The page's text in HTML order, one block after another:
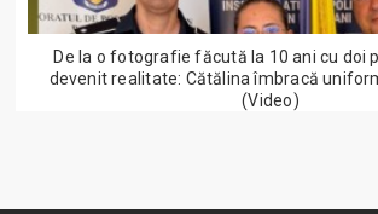
De la o fotografie făcută la 10 ani cu doi
devenit realitate: Cătălina îmbracă
(Video)